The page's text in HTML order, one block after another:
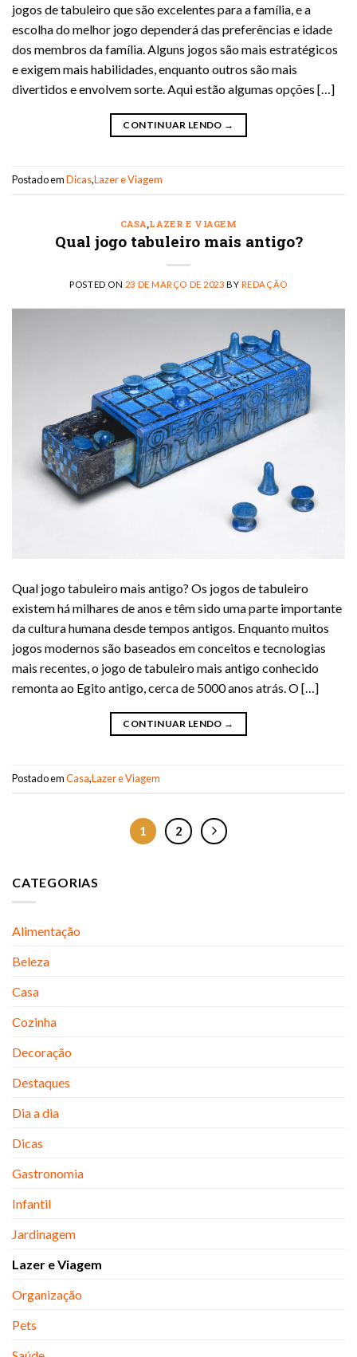
jogos de tabuleiro que são excelentes para a família, e a
escolha do melhor jogo dependerá das preferências e idade
dos membros da família. Alguns jogos são mais estratégicos
e exigem mais habilidades, enquanto outros são mais
divertidos e envolvem sorte. Aqui estão algumas opções […]
CONTINUAR LENDO →
Postado emDicas,Lazer e Viagem
CASA LAZER E VIAGEM
Qual jogo tabuleiro mais antigo?
POSTED ON 23 DE MARÇO DE 2023 BY REDAÇÃO
Qual jogo tabuleiro mais antigo? Os jogos de tabuleiro
existem há milhares de anos e têm sido uma parte importante
da cultura humana desde tempos antigos. Enquanto muitos
jogos modernos são baseados em conceitos e tecnologias
mais recentes, o jogo de tabuleiro mais antigo conhecido
remonta ao Egito antigo, cerca de 5000 anos atrás. O […]
CONTINUAR LENDO →
Postado emCasa,Lazer e Viagem
1 2
CATEGORIAS
Alimentação
Beleza
Casa
Cozinha
Decoração
Destaques
Dia a dia
Dicas
Gastronomia
Infantil
Jardinagem
Lazer e Viagem
Organização
Pets